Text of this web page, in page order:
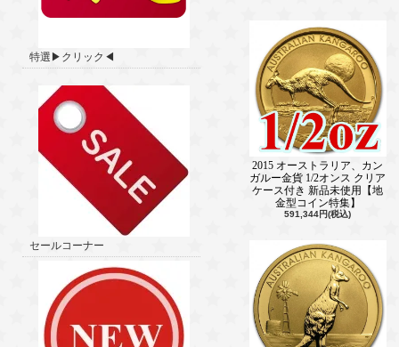
特選▶クリック◀
セールコーナー
2015 オーストラリア、カン
ガルー金貨 1/2オンス クリア
ケース付き 新品未使用【地
金型コイン特集】
591,344円(税込)